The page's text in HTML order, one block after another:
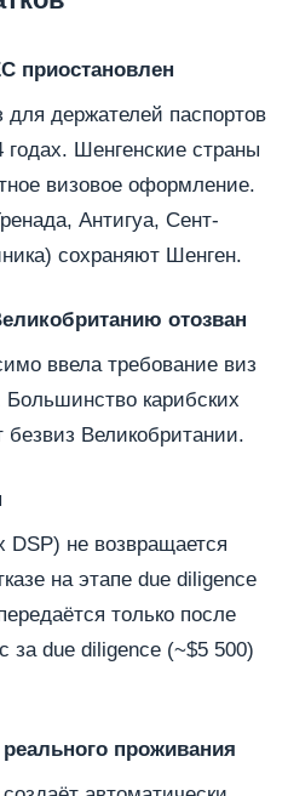
приостановлен
держателей паспортов
Шенгенские страны
визовое оформление.
Антигуа, Сент-
сохраняют Шенген.
отозван
ввела требование виз
Большинство карибских
Великобритании.
DSP) не возвращается
на этапе due diligence
только после
за due diligence (~$5 500)
проживания